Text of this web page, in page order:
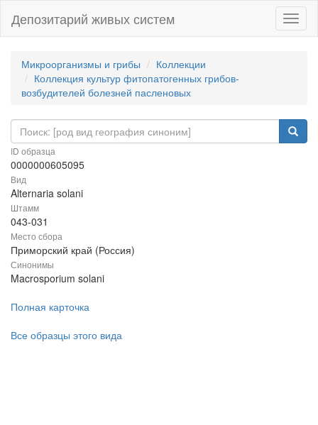
Депозитарий живых систем
Микроорганизмы и грибы
Коллекции
Коллекция культур фитопатогенных грибов-
возбудителей болезней пасленовых
ID образца
0000000605095
Вид
Alternaria solani
Штамм
043-031
Место сбора
Приморский край (Россия)
Синонимы
Macrosporium solani
Полная карточка
Все образцы этого вида